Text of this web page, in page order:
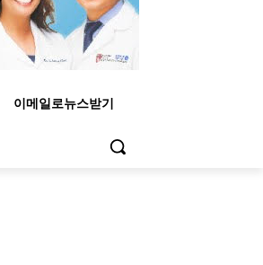
이메일로뉴스받기